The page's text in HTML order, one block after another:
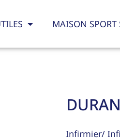
MAISON SPORT
Infirmier/